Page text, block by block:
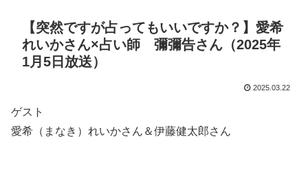
【突然ですが占ってもいいですか？】愛希
れいかさん×占い師 彌彌告さん（2025年
1月5日放送）
2025.03.22
ゲスト
愛希（まなき）れいかさん＆伊藤健太郎さん